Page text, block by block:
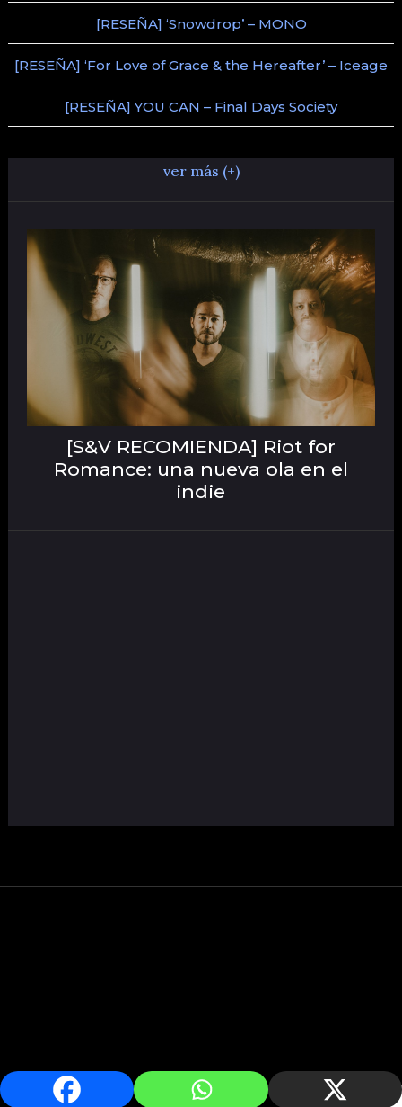
[RESEÑA] ‘Snowdrop’ – MONO
[RESEÑA] ‘For Love of Grace & the Hereafter’ – Iceage
[RESEÑA] YOU CAN – Final Days Society
ver más (+)
[S&V RECOMIENDA] Riot for
Romance: una nueva ola en el
indie